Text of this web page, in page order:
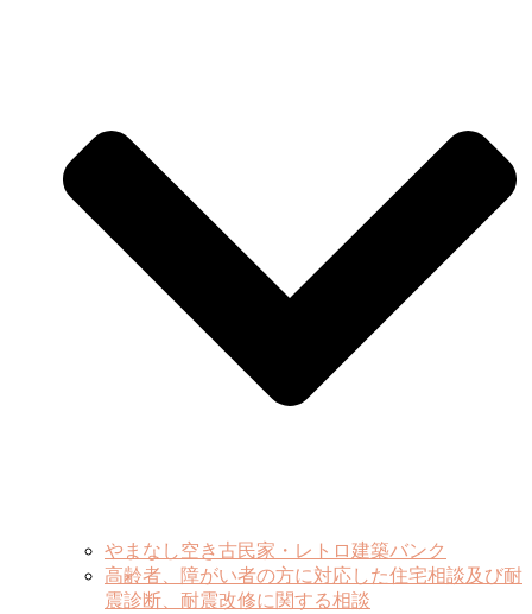
やまなし空き古民家・レトロ建築バンク
高齢者、障がい者の方に対応した住宅相談及び耐
震診断、耐震改修に関する相談